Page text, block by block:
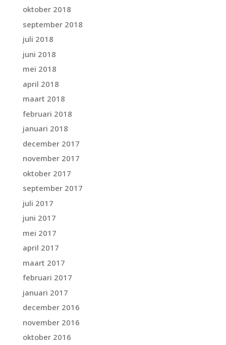
oktober 2018
september 2018
juli 2018
juni 2018
mei 2018
april 2018
maart 2018
februari 2018
januari 2018
december 2017
november 2017
oktober 2017
september 2017
juli 2017
juni 2017
mei 2017
april 2017
maart 2017
februari 2017
januari 2017
december 2016
november 2016
oktober 2016